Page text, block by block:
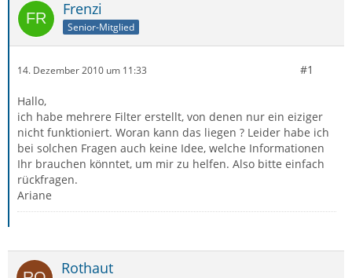
Frenzi
Senior-Mitglied
14. Dezember 2010 um 11:33 #1
Hallo,
ich habe mehrere Filter erstellt, von denen nur ein eiziger
nicht funktioniert. Woran kann das liegen ? Leider habe ich
bei solchen Fragen auch keine Idee, welche Informationen
Ihr brauchen könntet, um mir zu helfen. Also bitte einfach
rückfragen.
Ariane
Rothaut